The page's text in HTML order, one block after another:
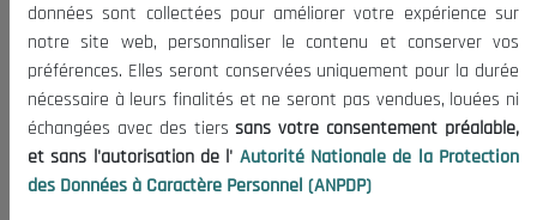
Le CNESE
A Propos
Le président
Organisation
Publications
données sont collectées pour améliorer votre expérience sur
notre site web, personnaliser le contenu et conserver vos
préférences. Elles seront conservées uniquement pour la durée
nécessaire à leurs finalités et ne seront pas vendues, louées ni
échangées avec des tierssans votre consentement préalable,
et sans l'autorisation de l' Autorité Nationale de la Protection
des Données à Caractère Personnel (ANPDP)